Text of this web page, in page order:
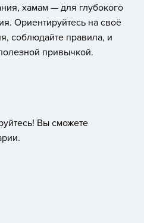
хамам — для глубокого
Ориентируйтесь на своё
соблюдайте правила, и
привычкой.
Вы сможете